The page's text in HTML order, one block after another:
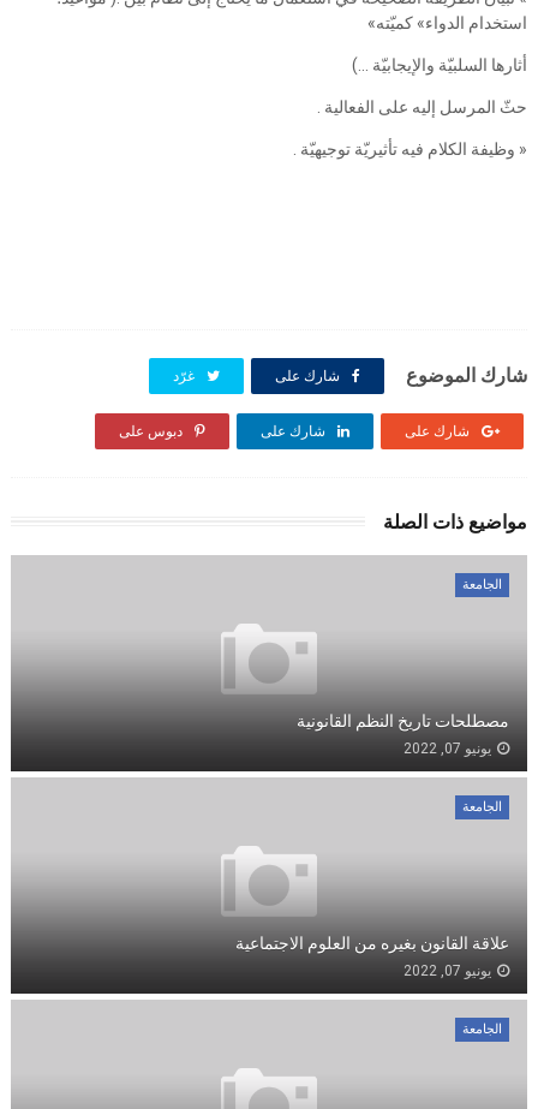
استخدام الدواء» كميّته»
أثارها السلبيّة والإيجابيّة ...)
حثّ المرسل إليه على الفعالية .
« وظيفة الكلام فيه تأثيريّة توجيهيّة .
شارك الموضوع شارك على غرّد
شارك على شارك على دبوس على
مواضيع ذات الصلة
الجامعة
مصطلحات تاريخ النظم القانونية
يونيو 07, 2022
الجامعة
علاقة القانون بغيره من العلوم الاجتماعية
يونيو 07, 2022
الجامعة